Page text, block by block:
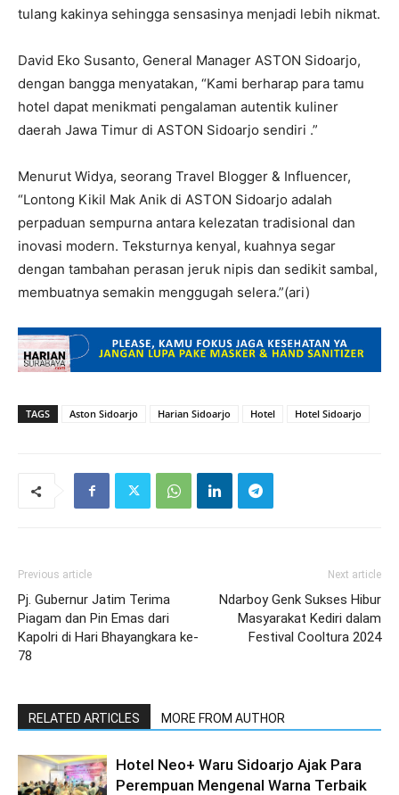
tulang kakinya sehingga sensasinya menjadi lebih nikmat.
David Eko Susanto, General Manager ASTON Sidoarjo,
dengan bangga menyatakan, “Kami berharap para tamu
hotel dapat menikmati pengalaman autentik kuliner
daerah Jawa Timur di ASTON Sidoarjo sendiri .”
Menurut Widya, seorang Travel Blogger & Influencer,
“Lontong Kikil Mak Anik di ASTON Sidoarjo adalah
perpaduan sempurna antara kelezatan tradisional dan
inovasi modern. Teksturnya kenyal, kuahnya segar
dengan tambahan perasan jeruk nipis dan sedikit sambal,
membuatnya semakin menggugah selera.”(ari)
TAGS Aston Sidoarjo Harian Sidoarjo Hotel Hotel Sidoarjo
Previous article
Pj. Gubernur Jatim Terima
Piagam dan Pin Emas dari
Kapolri di Hari Bhayangkara ke-
78
Next article
Ndarboy Genk Sukses Hibur
Masyarakat Kediri dalam
Festival Cooltura 2024
RELATED ARTICLES MORE FROM AUTHOR
Hotel Neo+ Waru Sidoarjo Ajak Para
Perempuan Mengenal Warna Terbaik